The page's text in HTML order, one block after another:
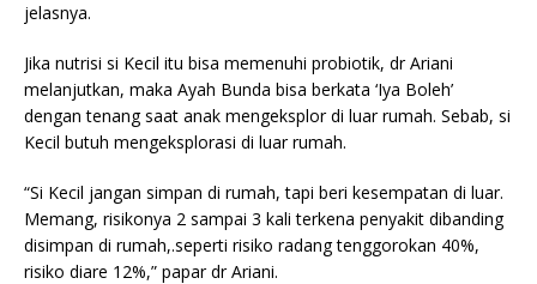
jelasnya.
Jika nutrisi si Kecil itu bisa memenuhi probiotik, dr Ariani
melanjutkan, maka Ayah Bunda bisa berkata ‘Iya Boleh’
dengan tenang saat anak mengeksplor di luar rumah. Sebab, si
Kecil butuh mengeksplorasi di luar rumah.
“Si Kecil jangan simpan di rumah, tapi beri kesempatan di luar.
Memang, risikonya 2 sampai 3 kali terkena penyakit dibanding
disimpan di rumah,.seperti risiko radang tenggorokan 40%,
risiko diare 12%,” papar dr Ariani.